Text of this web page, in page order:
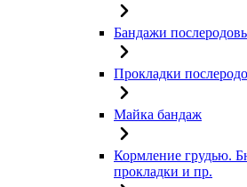
Бандажи
Прокладки
Майка бандаж
Кормление грудью.
прокладки и пр.